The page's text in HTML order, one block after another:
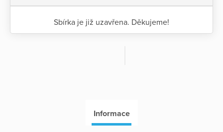
Sbírka je již uzavřena. Děkujeme!
Informace